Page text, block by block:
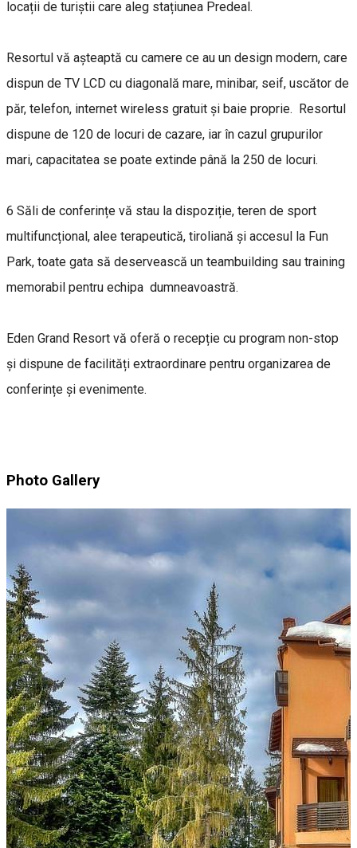
locații de turiștii care aleg stațiunea Predeal.
Resortul vă așteaptă cu camere ce au un design modern, care
dispun de TV LCD cu diagonală mare, minibar, seif, uscător de
păr, telefon, internet wireless gratuit și baie proprie. Resortul
dispune de 120 de locuri de cazare, iar în cazul grupurilor
mari, capacitatea se poate extinde până la 250 de locuri.
6 Săli de conferințe vă stau la dispoziție, teren de sport
multifuncțional, alee terapeutică, tiroliană și accesul la Fun
Park, toate gata să deservească un teambuilding sau training
memorabil pentru echipa dumneavoastră.
Eden Grand Resort vă oferă o recepție cu program non-stop
și dispune de facilități extraordinare pentru organizarea de
conferințe și evenimente.
Photo Gallery